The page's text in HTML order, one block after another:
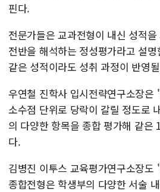
핀다.
전문가들은 교과전형이 내신 성적
전반을 해석하는 정성평가라고 설
같은 성적이라도 성취 과정이 반영
우연철 진학사 입시전략연구소장
소수점 단위로 당락이 갈릴 정도로
의 다양한 항목을 종합 평가해 같은
다.
김병진 이투스 교육평가연구소장
종합전형은 학생부의 다양한 서술